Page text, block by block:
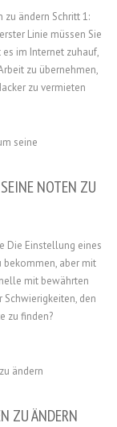
zu ändern Schritt 1:
Linie müssen Sie
im Internet zuhauf,
zu übernehmen,
zu vermieten
NOTEN ZU
Die Einstellung eines
aber mit
mit bewährten
Schwierigkeiten, den
zu finden?
ZU ÄNDERN